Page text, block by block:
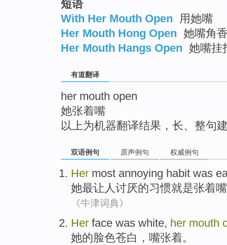
短语
With Her Mouth Open
用她嘴
Her Mouth Hong Open 她嘴角
Her Mouth Hangs Open 她嘴挂
有道翻译
her mouth open
她张着嘴
以上为机器翻译结果，长、整句
双语例句 原声例句 权威例句
Her most annoying habit was
她最让人讨厌的习惯就是张着嘴
《牛津词典》
Her face was white, her mouth
她的脸色苍白 ， 嘴张着。